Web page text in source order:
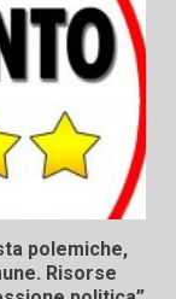
polemiche,
Risorse